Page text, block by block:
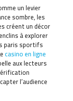
un levier
sombre, les
créent un décor
à explorer
paris sportifs
casino en ligne
aux lecteurs
l’audience